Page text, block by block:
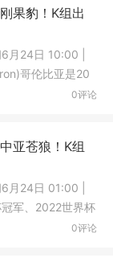
果豹！K组出
月24日 10:00 |
哥伦比亚是20
0评论
亚苍狼！K组
月24日 01:00 |
军、2022世界杯
0评论